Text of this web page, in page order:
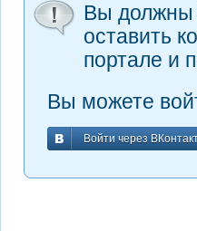
Вы должны
оставить
портале и
Вы можете
Войти через
Войти через